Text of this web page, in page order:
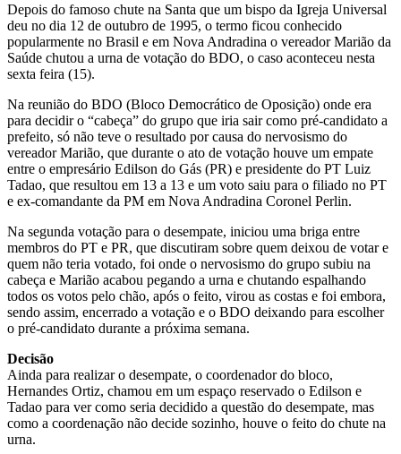
Depois do famoso chute na Santa que um bispo da Igreja Universal
deu no dia 12 de outubro de 1995, o termo ficou conhecido
popularmente no Brasil e em Nova Andradina o vereador Marião da
Saúde chutou a urna de votação do BDO, o caso aconteceu nesta
sexta feira (15).
Na reunião do BDO (Bloco Democrático de Oposição) onde era
para decidir o “cabeça” do grupo que iria sair como pré-candidato a
prefeito, só não teve o resultado por causa do nervosismo do
vereador Marião, que durante o ato de votação houve um empate
entre o empresário Edilson do Gás (PR) e presidente do PT Luiz
Tadao, que resultou em 13 a 13 e um voto saiu para o filiado no PT
e ex-comandante da PM em Nova Andradina Coronel Perlin.
Na segunda votação para o desempate, iniciou uma briga entre
membros do PT e PR, que discutiram sobre quem deixou de votar e
quem não teria votado, foi onde o nervosismo do grupo subiu na
cabeça e Marião acabou pegando a urna e chutando espalhando
todos os votos pelo chão, após o feito, virou as costas e foi embora,
sendo assim, encerrado a votação e o BDO deixando para escolher
o pré-candidato durante a próxima semana.
Decisão
Ainda para realizar o desempate, o coordenador do bloco,
Hernandes Ortiz, chamou em um espaço reservado o Edilson e
Tadao para ver como seria decidido a questão do desempate, mas
como a coordenação não decide sozinho, houve o feito do chute na
urna.